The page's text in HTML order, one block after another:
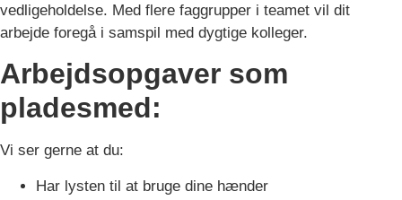
vedligeholdelse. Med flere faggrupper i teamet vil dit
arbejde foregå i samspil med dygtige kolleger.
Arbejdsopgaver som
pladesmed:
Vi ser gerne at du:
Har lysten til at bruge dine hænder